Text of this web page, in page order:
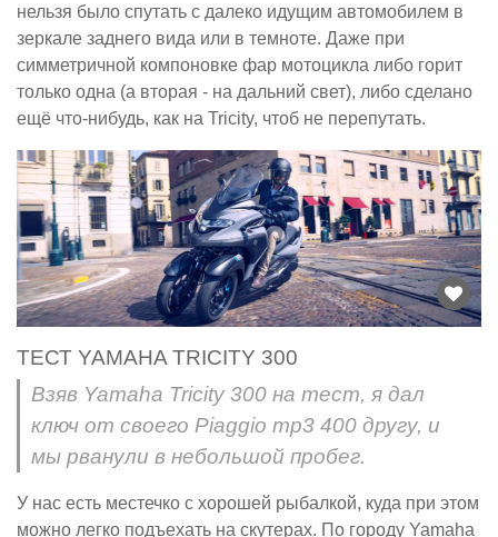
нельзя было спутать с далеко идущим автомобилем в
зеркале заднего вида или в темноте. Даже при
симметричной компоновке фар мотоцикла либо горит
только одна (а вторая - на дальний свет), либо сделано
ещё что-нибудь, как на Tricity, чтоб не перепутать.
ТЕСТ YAMAHA TRICITY 300
Взяв Yamaha Tricity 300 на тест, я дал
ключ от своего Piaggio mp3 400 другу, и
мы рванули в небольшой пробег.
У нас есть местечко с хорошей рыбалкой, куда при этом
можно легко подъехать на скутерах. По городу Yamaha